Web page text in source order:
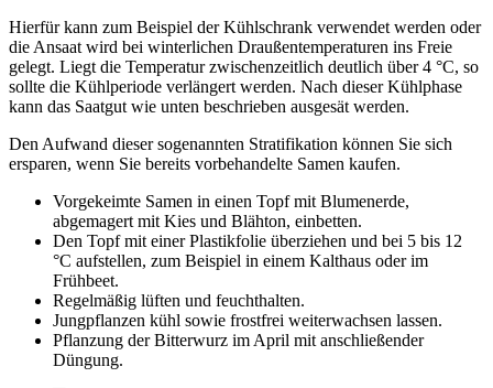
Hierfür kann zum Beispiel der Kühlschrank verwendet werden oder
die Ansaat wird bei winterlichen Draußentemperaturen ins Freie
gelegt. Liegt die Temperatur zwischenzeitlich deutlich über 4 °C, so
sollte die Kühlperiode verlängert werden. Nach dieser Kühlphase
kann das Saatgut wie unten beschrieben ausgesät werden.
Den Aufwand dieser sogenannten Stratifikation können Sie sich
ersparen, wenn Sie bereits vorbehandelte Samen kaufen.
Vorgekeimte Samen in einen Topf mit Blumenerde,
abgemagert mit Kies und Blähton, einbetten.
Den Topf mit einer Plastikfolie überziehen und bei 5 bis 12
°C aufstellen, zum Beispiel in einem Kalthaus oder im
Frühbeet.
Regelmäßig lüften und feuchthalten.
Jungpflanzen kühl sowie frostfrei weiterwachsen lassen.
Pflanzung der Bitterwurz im April mit anschließender
Düngung.